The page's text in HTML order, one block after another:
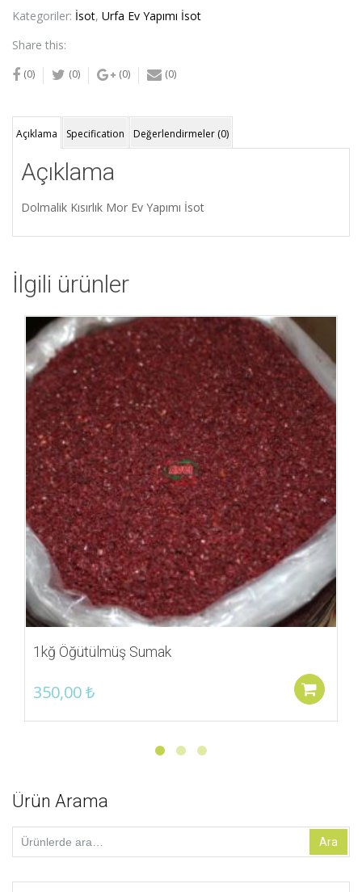
İsot
Kategoriler: İsot, Urfa Ev Yapımı İsot
Share this:
(0) (0) (0) (0)
Açıklama Specification Değerlendirmeler (0)
Açıklama
Dolmalik Kısırlık Mor Ev Yapımı İsot
İlgili ürünler
1kğ Öğütülmüş Sumak
350,00₺
İstek Listeme Ekle
Ürün Arama
Ara: Ara